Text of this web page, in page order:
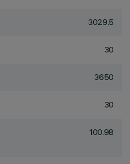
3029.5
30
3650
30
100.98